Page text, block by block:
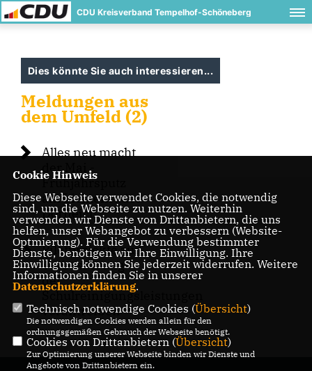
CDU Kreisverband Tempelhof-Schöneberg
Dies könnte Sie auch interessieren...
Meldungen aus
dem Umfeld (2)
Alles neu macht
der Mai -
Frühjahrsputz
am Lichtenrader
Dorfteich
Pilotprojekte zur
Verbesserung
der
Schulreinigungsleistungen
vorantreiben
Cookie Hinweis
Diese Webseite verwendet Cookies, die notwendig
sind, um die Webseite zu nutzen. Weiterhin
verwenden wir Dienste von Drittanbietern, die uns
helfen, unser Webangebot zu verbessern (Website-
Optmierung). Für die Verwendung bestimmter
Dienste, benötigen wir Ihre Einwilligung. Ihre
Einwilligung können Sie jederzeit widerrufen. Weitere
Informationen finden Sie in unserer
Datenschutzerklärung.
Technisch notwendige Cookies (Übersicht)
Die notwendigen Cookies werden allein für den
ordnungsgemäßen Gebrauch der Webseite benötigt.
Cookies von Drittanbietern (Übersicht)
Zur Optimierung unserer Webseite binden wir Dienste und
Angebote von Drittanbietern ein.